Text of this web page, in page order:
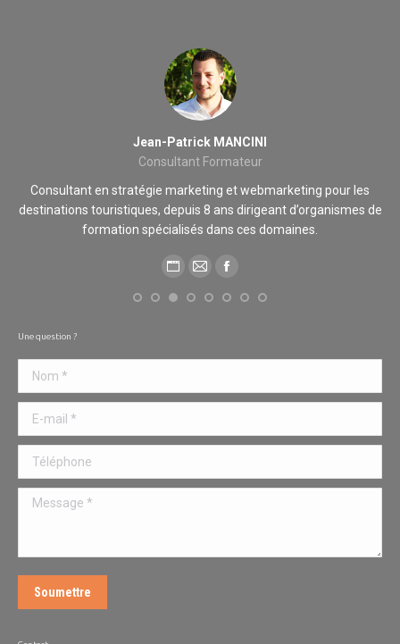
Jean-Patrick MANCINI
Consultant Formateur
Consultant en stratégie marketing et webmarketing pour les
destinations touristiques, depuis 8 ans dirigeant d’organismes de
formation spécialisés dans ces domaines.
Une question ?
Nom *
E-mail *
Téléphone
Message *
Soumettre